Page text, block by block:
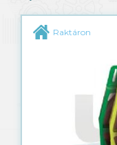
Oszlopgyám,
Acélszalagos
Közös
Vasszerelvények
Raktáron